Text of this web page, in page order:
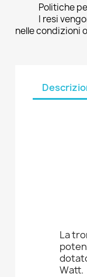
Politiche
I resi
nelle condizioni
La
Watt.